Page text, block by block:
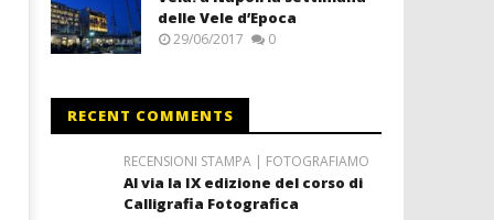
delle Vele d’Epoca
29/06/2017 0
RECENT COMMENTS
RECENSIONI STAMPA | FOTOGRAFIAMO
Al via la IX edizione del corso di
Calligrafia Fotografica